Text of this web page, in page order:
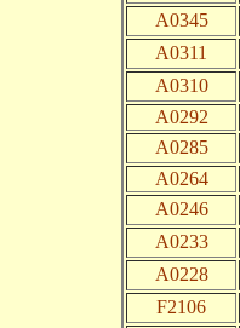
A0345
A0311
A0310
A0292
A0285
A0264
A0246
A0233
A0228
F2106